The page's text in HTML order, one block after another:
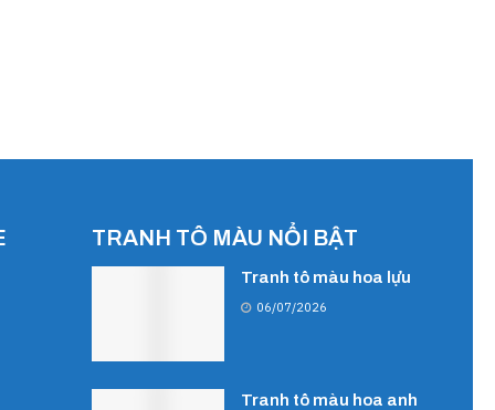
TRANH TÔ MÀU NỔI BẬT
Tranh tô màu hoa lựu
06/07/2026
Tranh tô màu hoa anh